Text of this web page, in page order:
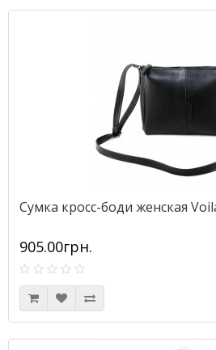
Сумка кросс-боди женская
905.00грн.